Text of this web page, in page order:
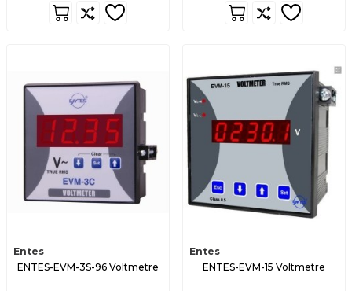
Entes
ENTES-EVM-3S-96 Voltmetre
Entes
ENTES-EVM-15 Voltmetre